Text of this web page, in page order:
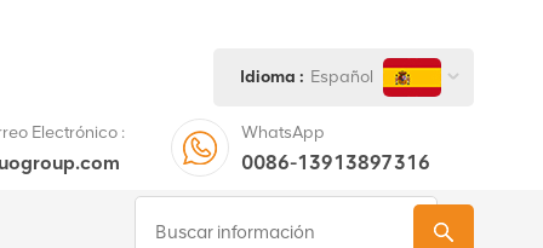
Idioma : Español
Electrónico : WhatsApp
0086-13913897316